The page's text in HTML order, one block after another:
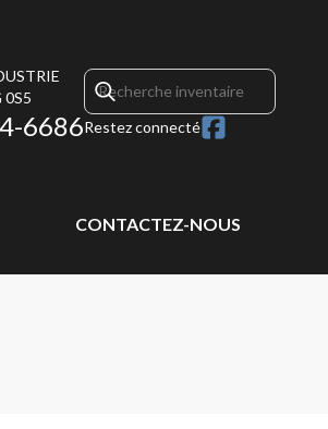
0S5
6686Restez connecté
CONTACTEZ-NOUS